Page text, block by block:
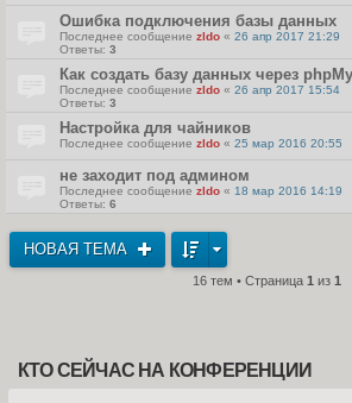
Ошибка подключения базы данных
Последнее сообщение zldo « 26 апр 2017 21:29
Ответы: 3
Как создать базу данных через
Последнее сообщение zldo « 26 апр 2017 15:54
Ответы: 3
Настройка для чайников
Последнее сообщение zldo « 25 мар 2016 20:55
не заходит под админом
Последнее сообщение zldo « 18 мар 2016 14:19
Ответы: 6
НОВАЯ ТЕМА
16 тем • Страница 1 из 1
КТО СЕЙЧАС НА КОНФЕРЕНЦИИ